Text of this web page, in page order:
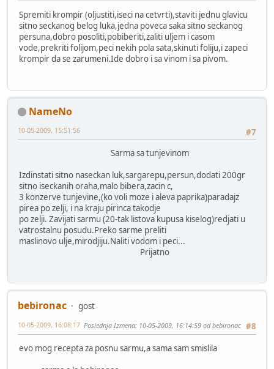
Spremiti krompir (oljustiti,iseci na cetvrti),staviti jednu glavicu
sitno seckanog belog luka,jedna poveca saka sitno seckanog
persuna,dobro posoliti,pobiberiti,zaliti uljem i casom
vode,prekriti folijom,peci nekih pola sata,skinuti foliju,i zapeci
krompir da se zarumeni.Ide dobro i sa vinom i sa pivom.
NameNo
#7
10-05-2009, 15:51:56
Sarma sa tunjevinom
Izdinstati sitno naseckan luk,sargarepu,persun,dodati 200gr
sitno iseckanih oraha,malo bibera,zacin c,
3 konzerve tunjevine,(ko voli moze i aleva paprika)paradajz
pirea po zelji, i na kraju pirinca takodje
po zelji. Zavijati sarmu (20-tak listova kupusa kiselog)redjati u
vatrostalnu posudu.Preko sarme preliti
maslinovo ulje,mirodjiju.Naliti vodom i peci...
Prijatno
bebironac
gost
#8
10-05-2009, 16:08:17 Poslednja Izmena: 10-05-2009, 16:14:59 od bebironac
evo mog recepta za posnu sarmu,a sama sam smislila